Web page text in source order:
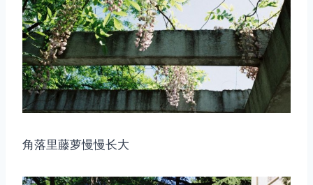
角落里藤萝慢慢长大